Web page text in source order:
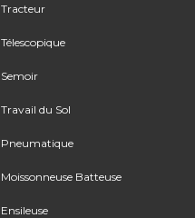
Tracteur
Télescopique
Semoir
Travail du Sol
Pneumatique
Moissonneuse Batteuse
Ensileuse